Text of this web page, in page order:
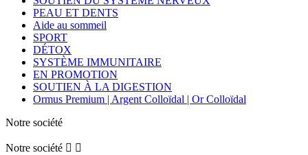
PEAU ET DENTS
Aide au sommeil
SPORT
DÉTOX
SYSTÈME IMMUNITAIRE
EN PROMOTION
SOUTIEN À LA DIGESTION
Ormus Premium | Argent Colloïdal | Or Colloïdal
Notre société
Notre société  